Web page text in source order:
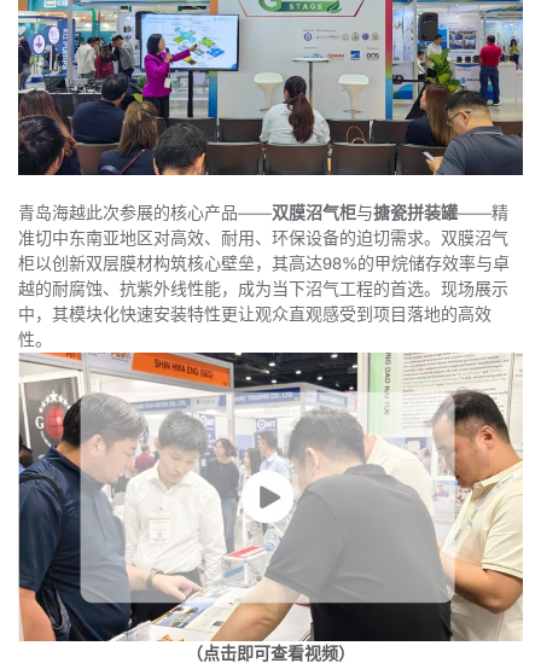
青岛海越此次参展的核心产品——双膜沼气柜与搪瓷拼装罐——精
准切中东南亚地区对高效、耐用、环保设备的迫切需求。双膜沼气
柜以创新双层膜材构筑核心壁垒，其高达98%的甲烷储存效率与卓
越的耐腐蚀、抗紫外线性能，成为当下沼气工程的首选。现场展示
中，其模块化快速安装特性更让观众直观感受到项目落地的高效
性。
（点击即可查看视频）